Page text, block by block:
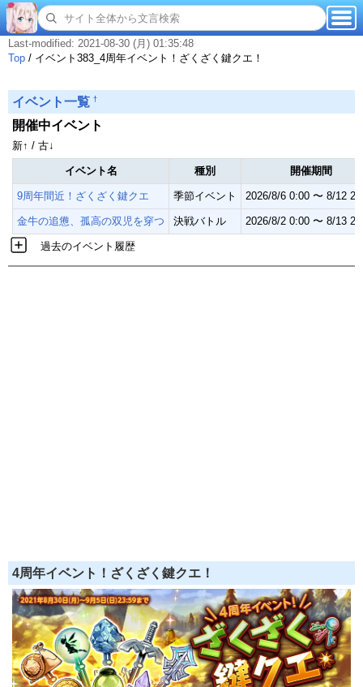
Last-modified: 2021-08-30 (月) 01:35:48
Top / イベント383_4周年イベント！ざくざく鍵クエ！
イベント一覧 †
開催中イベント
新↑ / 古↓
イベント名 種別 開催期間
9周年間近！ざくざく鍵クエ 季節イベント 2026/8/6 0:00 〜 8/12
金牛の追憊、孤高の双児を穿つ 決戦バトル 2026/8/2 0:00 〜 8/13
過去のイベント履歴
4周年イベント！ざくざく鍵クエ！